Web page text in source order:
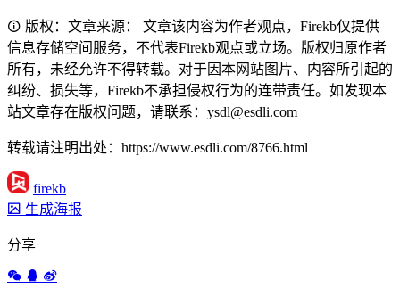
版权：文章来源： 文章该内容为作者观点，Firekb仅提供
信息存储空间服务，不代表Firekb观点或立场。版权归原作者
所有，未经允许不得转载。对于因本网站图片、内容所引起的
纠纷、损失等，Firekb不承担侵权行为的连带责任。如发现本
站文章存在版权问题，请联系：ysdl@esdli.com
转载请注明出处：https://www.esdli.com/8766.html
firekb
生成海报
分享